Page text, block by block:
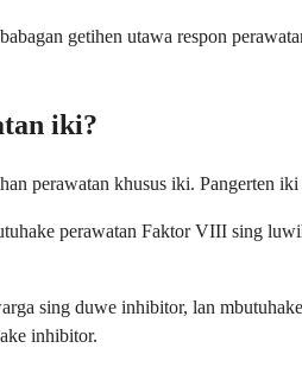
getihen utawa respon
iki?
perawatan khusus iki. Pangerten
perawatan Faktor VIII sing
sing duwe inhibitor, lan
inhibitor.